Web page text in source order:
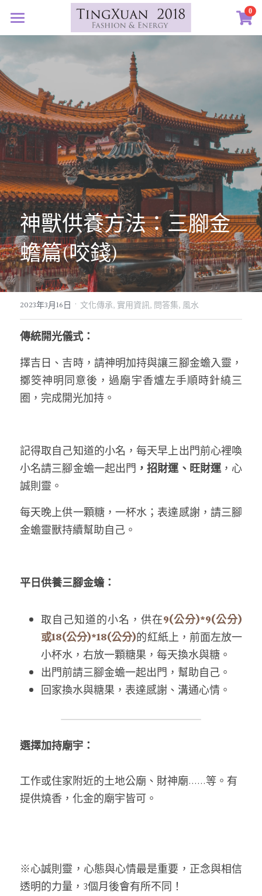
0
首頁
許願首飾
客訂圖集
創作選購
系列設計
01｜星球羈絆
02｜夏戀女神
03｜遠古遺珠
04｜藍星精靈
05｜自然樂章
06｜玉韻茶香
07｜眾神禮讚
08｜寶石旅行
定製表單
認識素材
礦寶晶石
琥珀蜜蠟
香中之金
優雅珍珠
溫潤玉石
礦寶絮語
認識我們
關於我們
常見問答
珠寶設計TXJ
搜索
創作選購
神獸供養方法：三腳金
蟾篇(咬錢)
2023年3月16日 · 文化傳承, 實用資訊, 問答集, 風水
傳統開光儀式：
擇吉日、吉時，請神明加持與讓三腳金蟾入靈，
擲筊神明同意後，過廟宇香爐左手順時針繞三
圈，完成開光加持。
記得取自己知道的小名，每天早上出門前心裡喚
小名請三腳金蟾一起出門 ，招財運、旺財運，心
誠則靈。
每天晚上供一顆糖，一杯水；表達感謝，請三腳
金蟾靈獸持續幫助自己。
平日供養三腳金蟾 ：
取自己知道的小名，供在9(公分)*9(公分)
或18(公分)*18(公分)的紅紙上，前面左放一
小杯水，右放一顆糖果，每天換水與糖。
出門前請三腳金蟾一起出門，幫助自己。
回家換水與糖果，表達感謝、溝通心情。
選擇加持廟宇：
工作或住家附近的土地公廟、財神廟......等。有
提供燒香，化金的廟宇皆可。
※心誠則靈，心態與心情最是重要，正念與相信
透明的力量，3個月後會有所不同！
×
商品分類
所有商品分類